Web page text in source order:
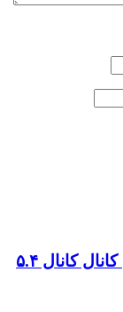
*رکوردشکنی تاریخی بورس با فتح کانال کانال ۵.۴